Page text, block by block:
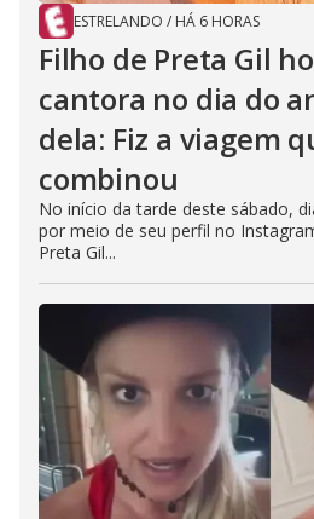
ESTRELANDO / HÁ 6 HORAS
Filho de Preta Gil
cantora no dia do
dela: Fiz a viagem
combinou
No início da tarde deste sábado,
por meio de seu perfil no
Preta Gil...